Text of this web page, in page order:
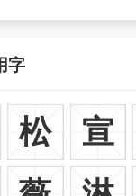
字
松 宣